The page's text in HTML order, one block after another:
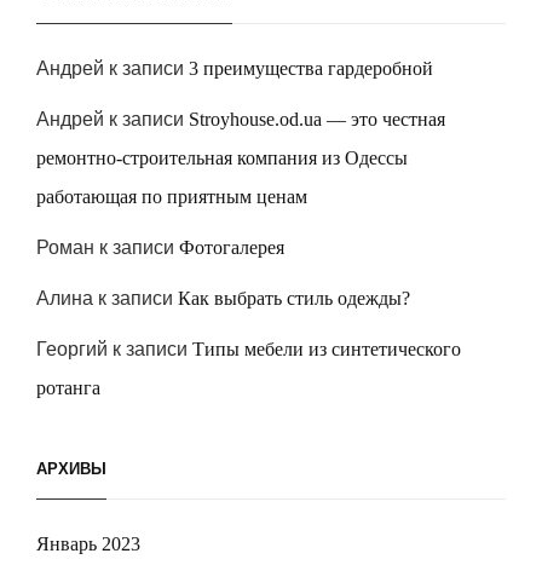
Андрей к записи 3 преимущества гардеробной
Андрей к записи Stroyhouse.od.ua — это честная
ремонтно-строительная компания из Одессы
работающая по приятным ценам
Роман к записи Фотогалерея
Алина к записи Как выбрать стиль одежды?
Георгий к записи Типы мебели из синтетического
ротанга
АРХИВЫ
Январь 2023